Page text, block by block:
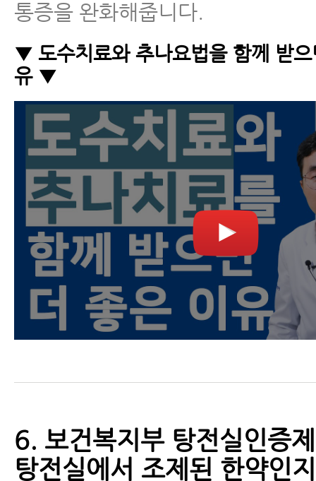
통증을 완화해줍니다.
▼ 도수치료와 추나요법을 함께 받
유 ▼
6. 보건복지부 탕전실인증
탕전실에서 조제된 한약인